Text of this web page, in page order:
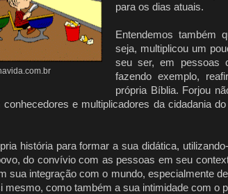
para os dias atuais.
Entendemos também
seja, multiplicou um
seu ser, em pessoas
fazendo exemplo,
própria Bíblia. Forjou
e multiplicadores da cidadania
história para formar a sua didática,
do convívio com as pessoas em seu
sua integração com o mundo, especialmente
mesmo, como também a sua intimidade com o